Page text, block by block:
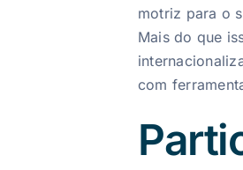
motriz para o
Mais do que
com